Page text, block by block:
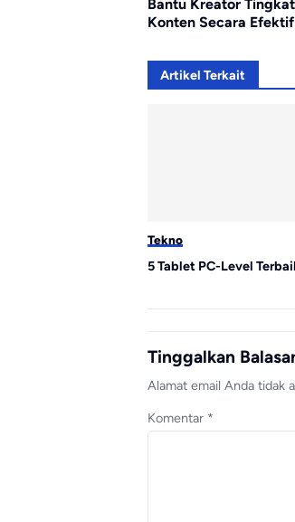
Bantu Kreator
Konten Secara Efektif
Artikel Terkait
Tekno
5 Tablet PC-Level
Tinggalkan
Alamat email Anda tidak
Komentar *